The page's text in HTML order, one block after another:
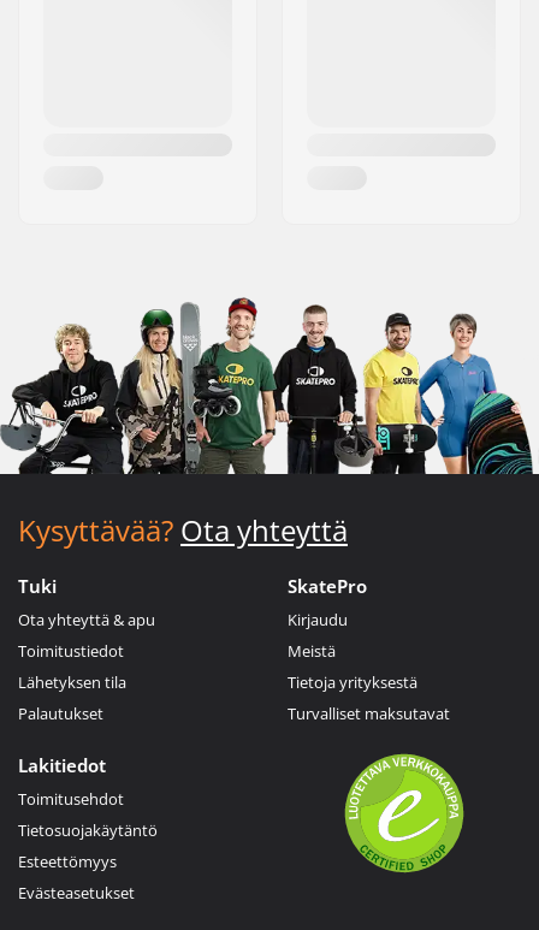
Kysyttävää? Ota yhteyttä
Tuki
Ota yhteyttä & apu
Toimitustiedot
Lähetyksen tila
Palautukset
SkatePro
Kirjaudu
Meistä
Tietoja yrityksestä
Turvalliset maksutavat
Lakitiedot
Toimitusehdot
Tietosuojakäytäntö
Esteettömyys
Evästeasetukset